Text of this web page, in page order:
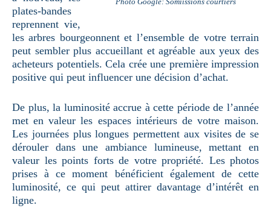
plates-bandes
reprennent vie,
les arbres bourgeonnent et l’ensemble de votre terrain
peut sembler plus accueillant et agréable aux yeux des
acheteurs potentiels. Cela crée une première impression
positive qui peut influencer une décision d’achat.
De plus, la luminosité accrue à cette période de l’année
met en valeur les espaces intérieurs de votre maison.
Les journées plus longues permettent aux visites de se
dérouler dans une ambiance lumineuse, mettant en
valeur les points forts de votre propriété. Les photos
prises à ce moment bénéficient également de cette
luminosité, ce qui peut attirer davantage d’intérêt en
ligne.